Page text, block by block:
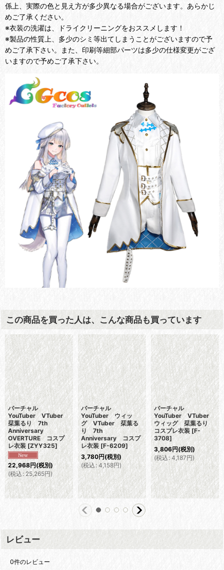
係上、実際の色と見え方が多少異なる場合がございます。あらかじ
めご了承ください。
※衣装の洗濯は、ドライクリーニングをおススメします！
※製品の性質上、多少のシミ等出てしまうことがございますので予
めご了承下さい。また、印刷等細部パーツは多少の仕様変更がござ
いますので予めご了承下さい。
この商品を買った人は、こんな商品も買っています
バーチャル
YouTuber VTuber
栞葉るり 7th
Anniversary
OVERTURE コスプ
レ衣装 [ZYY325]
22,968円(税別)
(税込: 25,265円)
バーチャル
YouTuber ウィッ
グ VTuber 栞葉る
り 7th
Anniversary コスプ
レ衣装 [F-6209]
3,780円(税別)
(税込: 4,158円)
バーチャル
YouTuber VTuber
ウィッグ 栞葉るり
コスプレ衣装 [F-
3708]
3,806円(税別)
(税込: 4,187円)
レビュー
0件のレビュー